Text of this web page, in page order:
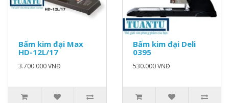
Bấm kim đại Max
HD-12L/17
3.700.000 VNĐ
Bấm kim đại Deli
0395
530.000 VNĐ